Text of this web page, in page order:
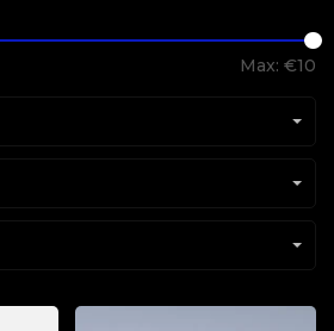
Max: €10